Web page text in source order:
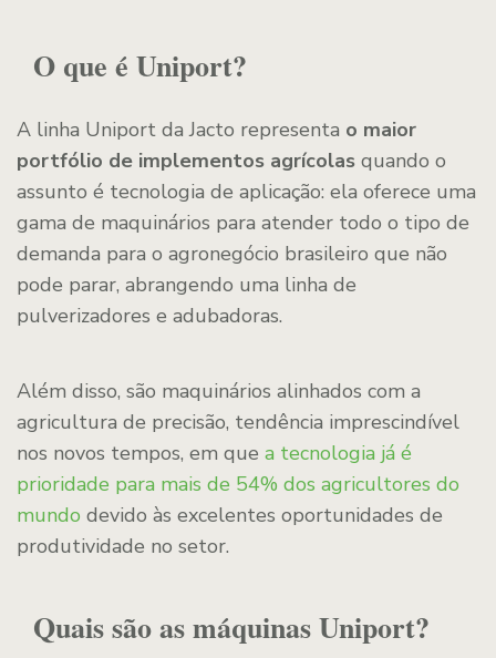
O que é Uniport?
A linha Uniport da Jacto representa o maior
portfólio de implementos agrícolas quando o
assunto é tecnologia de aplicação: ela oferece uma
gama de maquinários para atender todo o tipo de
demanda para o agronegócio brasileiro que não
pode parar, abrangendo uma linha de
pulverizadores e adubadoras.
Além disso, são maquinários alinhados com a
agricultura de precisão, tendência imprescindível
nos novos tempos, em que a tecnologia já é
prioridade para mais de 54% dos agricultores do
mundo devido às excelentes oportunidades de
produtividade no setor.
Quais são as máquinas Uniport?